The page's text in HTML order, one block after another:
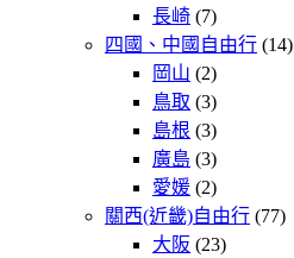
長崎 (7)
四國、中國自由行 (14)
岡山 (2)
鳥取 (3)
島根 (3)
廣島 (3)
愛媛 (2)
關西(近畿)自由行 (77)
大阪 (23)